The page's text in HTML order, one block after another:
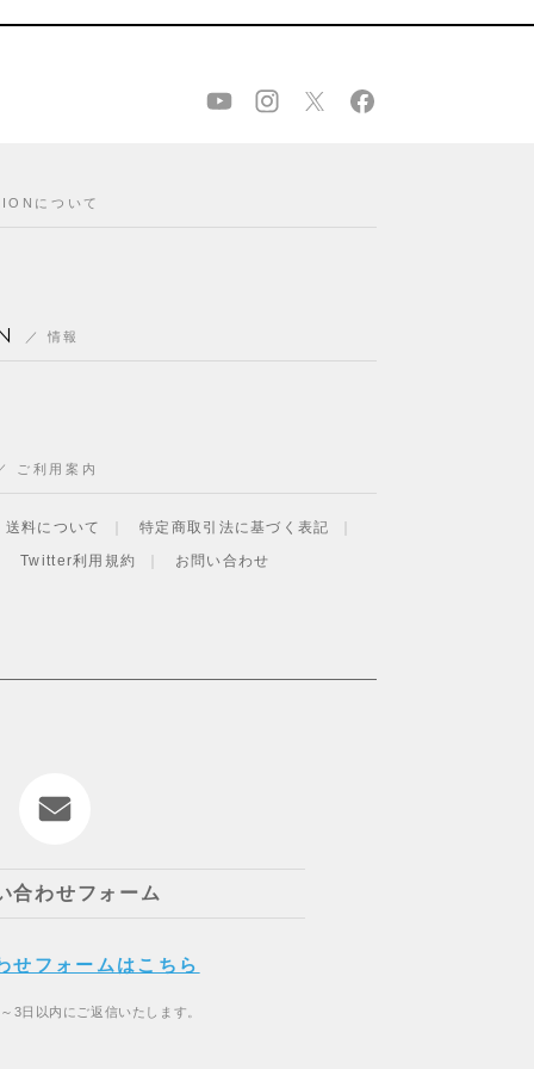
について
情報
ご利用案内
送料について
特定商取引法に基づく表記
Twitter利用規約 お問い合わせ
合わせフォーム
せフォームはこちら
3日以内にご返信いたします。